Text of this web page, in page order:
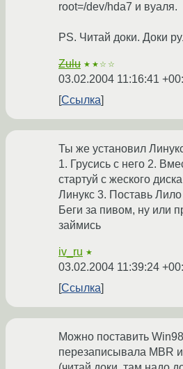
root=/dev/hda7 и вуаля.
PS. Читай доки. Доки
Zulu ★★☆☆
03.02.2004 11:16:41
Ссылка
Ты же установил
1. Грусись с него 2.
стартуй с жеского
Линукс 3. Поставь
Беги за пивом, ну или
займись
iv_ru ★
03.02.2004 11:39:24
Ссылка
Можно поставить
перезаписывала MBR